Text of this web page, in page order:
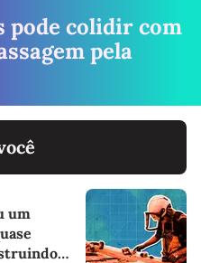
pode colidir com
pela
um